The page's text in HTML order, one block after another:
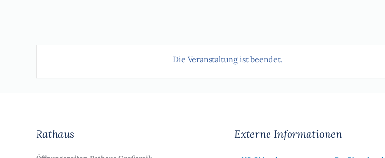
Die Veranstaltung ist beendet.
Rathaus Externe Informationen